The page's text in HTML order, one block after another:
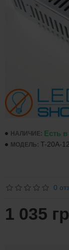
НАЛИЧИЕ: Есть
МОДЕЛЬ: T-20A-
0
1 035